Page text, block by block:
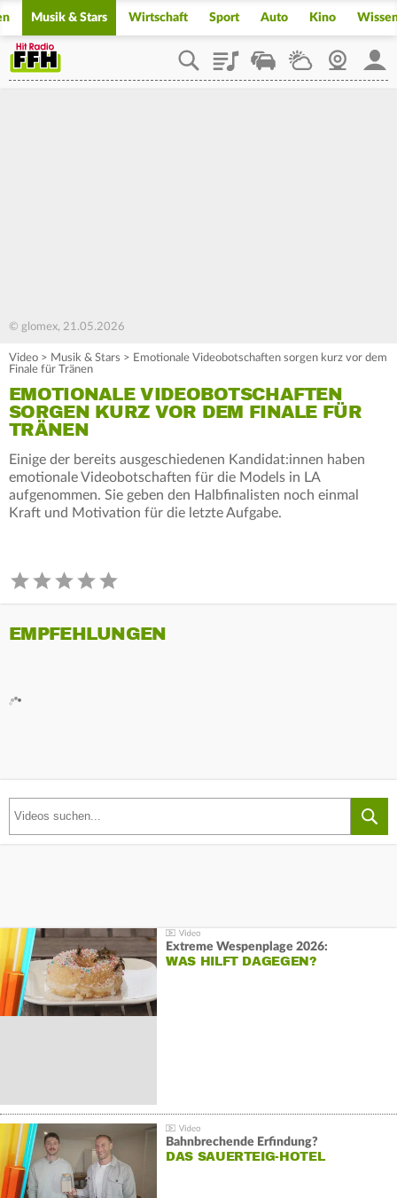
Musik & Stars Wirtschaft Sport Auto Kino
PlaylistStaupilotWetterWebcam
© glomex, 21.05.2026
Video > Musik & Stars > Emotionale Videobotschaften sorgen kurz vor dem
Finale für Tränen
EMOTIONALE VIDEOBOTSCHAFTEN
SORGEN KURZ VOR DEM FINALE FÜR
TRÄNEN
Einige der bereits ausgeschiedenen Kandidat:innen haben
emotionale Videobotschaften für die Models in LA
aufgenommen. Sie geben den Halbfinalisten noch einmal
Kraft und Motivation für die letzte Aufgabe.
EMPFEHLUNGEN
Extreme Wespenplage 2026:
WAS HILFT DAGEGEN?
Bahnbrechende Erfindung?
DAS SAUERTEIG-HOTEL